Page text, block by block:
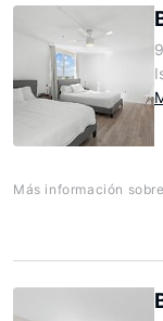
Más información